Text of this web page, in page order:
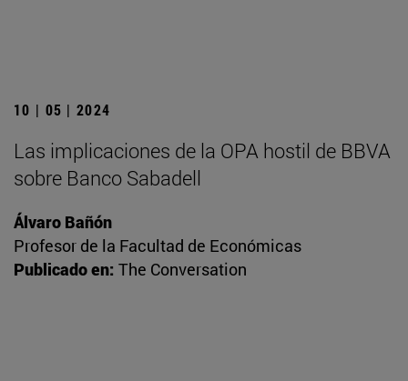
10 | 05 | 2024
Las implicaciones de la OPA hostil de BBVA
sobre Banco Sabadell
Álvaro Bañón
Profesor de la Facultad de Económicas
Publicado en: The Conversation